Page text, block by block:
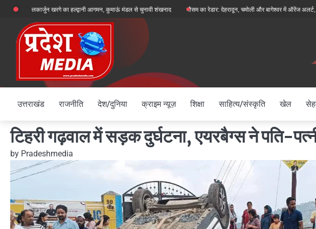
Skip
content
मल्लिकार्जुन खरगे का हल्द्वानी आगमन, कुमाऊं मंडल से चुनावी शंखनाद मौसम का रेडार: देहरादून, चमोली और बागेश्वर में ऑरेंज अलर्ट, शेष
उत्तराखंड राजनीति देश/दुनिया क्राइम न्यूज़ शिक्षा साहित्य/संस्कृति खेल
टिहरी गढ़वाल में सड़क दुर्घटना, एयरबैग्स ने पति-
by Pradeshmedia